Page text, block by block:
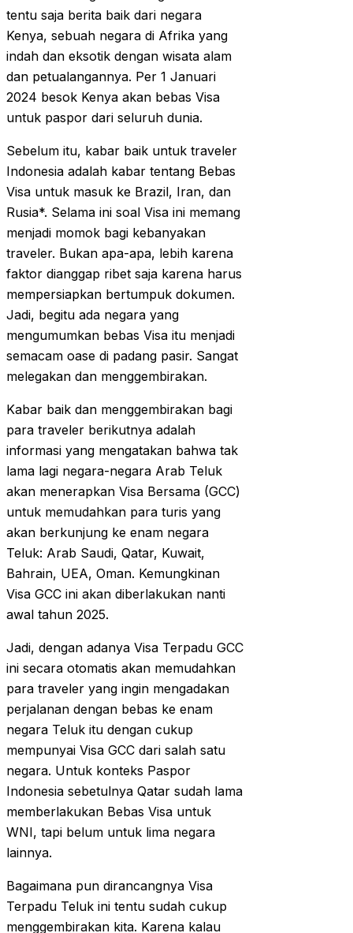
tentu saja berita baik dari negara
Kenya, sebuah negara di Afrika yang
indah dan eksotik dengan wisata alam
dan petualangannya. Per 1 Januari
2024 besok Kenya akan bebas Visa
untuk paspor dari seluruh dunia.
Sebelum itu, kabar baik untuk traveler
Indonesia adalah kabar tentang Bebas
Visa untuk masuk ke Brazil, Iran, dan
Rusia*. Selama ini soal Visa ini memang
menjadi momok bagi kebanyakan
traveler. Bukan apa-apa, lebih karena
faktor dianggap ribet saja karena harus
mempersiapkan bertumpuk dokumen.
Jadi, begitu ada negara yang
mengumumkan bebas Visa itu menjadi
semacam oase di padang pasir. Sangat
melegakan dan menggembirakan.
Kabar baik dan menggembirakan bagi
para traveler berikutnya adalah
informasi yang mengatakan bahwa tak
lama lagi negara-negara Arab Teluk
akan menerapkan Visa Bersama (GCC)
untuk memudahkan para turis yang
akan berkunjung ke enam negara
Teluk: Arab Saudi, Qatar, Kuwait,
Bahrain, UEA, Oman. Kemungkinan
Visa GCC ini akan diberlakukan nanti
awal tahun 2025.
Jadi, dengan adanya Visa Terpadu GCC
ini secara otomatis akan memudahkan
para traveler yang ingin mengadakan
perjalanan dengan bebas ke enam
negara Teluk itu dengan cukup
mempunyai Visa GCC dari salah satu
negara. Untuk konteks Paspor
Indonesia sebetulnya Qatar sudah lama
memberlakukan Bebas Visa untuk
WNI, tapi belum untuk lima negara
lainnya.
Bagaimana pun dirancangnya Visa
Terpadu Teluk ini tentu sudah cukup
menggembirakan kita. Karena kalau